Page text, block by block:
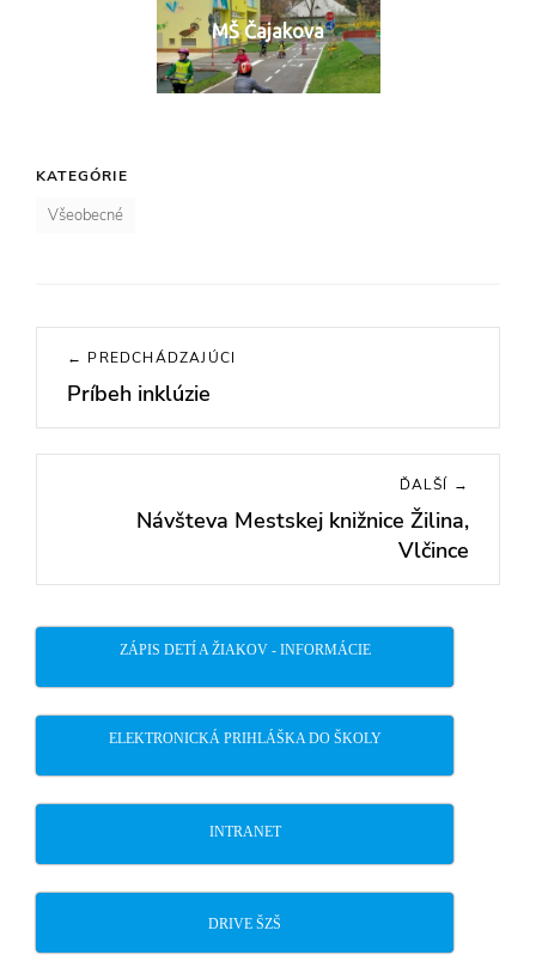
MŠ Čajakova
KATEGÓRIE
Všeobecné
Navigácia
článku
← PREDCHÁDZAJÚCI
Previous
post:
Príbeh inklúzie
ĎALŠÍ →
Návšteva Mestskej knižnice Žilina,
Vlčince
ZÁPIS DETÍ A ŽIAKOV - INFORMÁCIE
ELEKTRONICKÁ PRIHLÁŠKA DO ŠKOLY
INTRANET
DRIVE ŠZŠ